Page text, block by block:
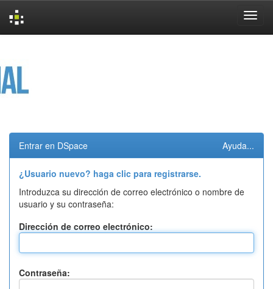
Entrar en DSpace Ayuda...
¿Usuario nuevo? haga clic para registrarse.
Introduzca su dirección de correo electrónico o nombre de
usuario y su contraseña:
Dirección de correo electrónico:
Contraseña: